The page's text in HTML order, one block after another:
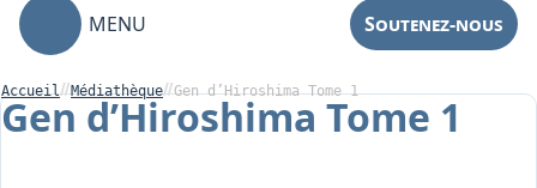
MENU Soutenez-nous
Accueil Médiathèque Gen d’Hiroshima Tome 1
Gen d’Hiroshima Tome 1